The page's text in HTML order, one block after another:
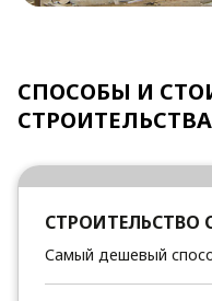
СПОСОБЫ И
СТРОИТЕЛЬСТВА
Самый дешевый